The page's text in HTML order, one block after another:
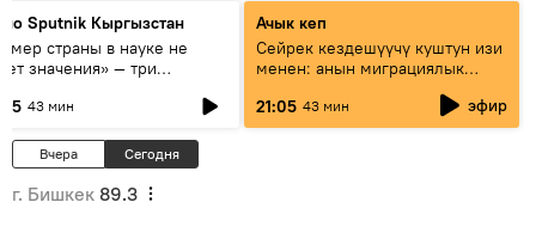
Sputnik Кыргызстан
страны в науке не
значения» — три
и Кыргызстана в
43 мин
Ачык кеп
Сейрек кездешүүчү куштун изи
менен: анын миграциялык
жолу эмнеден кабар берет?
21:05 43 мин эфир
Вчера Сегодня
г. Бишкек 89.3